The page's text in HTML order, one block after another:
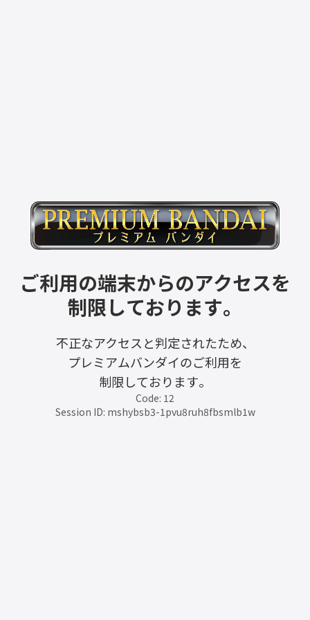
ご利用の端末からのアクセスを
制限しております。
不正なアクセスと判定されたため、
プレミアムバンダイのご利用を
制限しております。
Code: 12
Session ID: mshybsb3-1pvu8ruh8fbsmlb1w